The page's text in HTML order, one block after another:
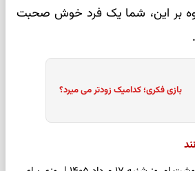
بر این، شما یک فرد خوش صحبت
بازی فکری؛ کدامیک زودتر می میرد؟